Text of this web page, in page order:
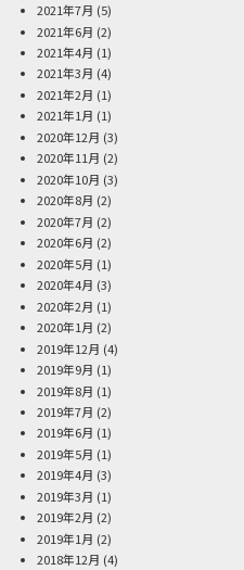
2021年7月 (5)
2021年6月 (2)
2021年4月 (1)
2021年3月 (4)
2021年2月 (1)
2021年1月 (1)
2020年12月 (3)
2020年11月 (2)
2020年10月 (3)
2020年8月 (2)
2020年7月 (2)
2020年6月 (2)
2020年5月 (1)
2020年4月 (3)
2020年2月 (1)
2020年1月 (2)
2019年12月 (4)
2019年9月 (1)
2019年8月 (1)
2019年7月 (2)
2019年6月 (1)
2019年5月 (1)
2019年4月 (3)
2019年3月 (1)
2019年2月 (2)
2019年1月 (2)
2018年12月 (4)